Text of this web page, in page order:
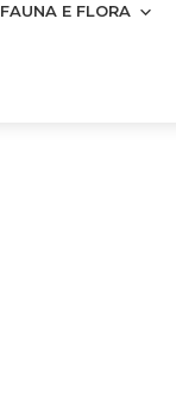
FAUNA E FLORA